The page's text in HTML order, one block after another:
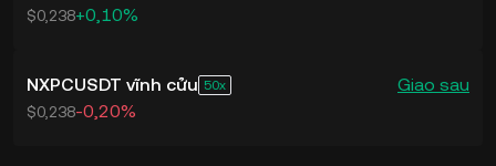
$0,238+0,10%
NXPCUSDT vĩnh cửu 50 Giao sau
$0,238-0,20%